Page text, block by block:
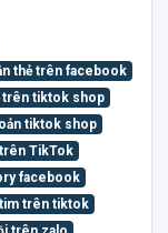
thẻ trên facebook
trên tiktok shop
tiktok shop
TikTok
facebook
trên tiktok